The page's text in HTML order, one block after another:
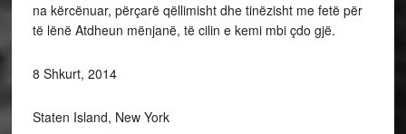
na kërcënuar, përçarë qëllimisht dhe tinëzisht me fetë për
të lënë Atdheun mënjanë, të cilin e kemi mbi çdo gjë.
8 Shkurt, 2014
Staten Island, New York